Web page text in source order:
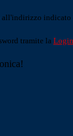
all'indirizzo indicato
tramite la